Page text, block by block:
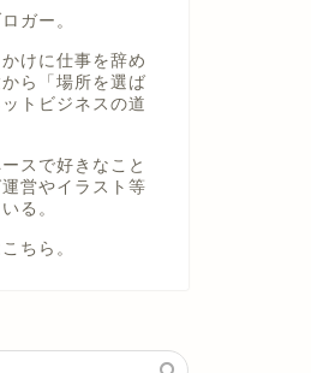
ガー。
けに仕事を辞め
ら「場所を選ば
トビジネスの道
スで好きなこと
営やイラスト等
る。
こちら。